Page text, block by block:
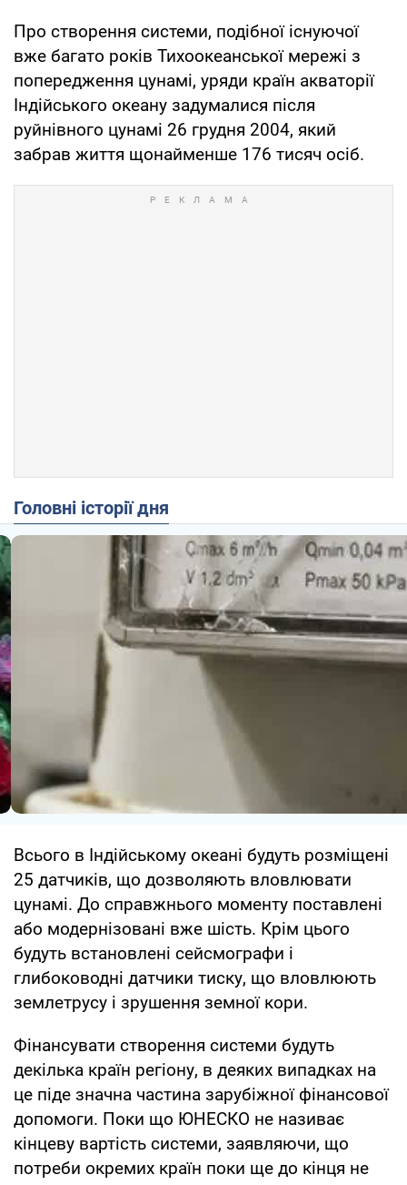
Про створення системи, подібної існуючої
вже багато років Тихоокеанської мережі з
попередження цунамі, уряди країн акваторії
Індійського океану задумалися після
руйнівного цунамі 26 грудня 2004, який
забрав життя щонайменше 176 тисяч осіб.
Головні історії дня
Всього в Індійському океані будуть розміщені
25 датчиків, що дозволяють вловлювати
цунамі. До справжнього моменту поставлені
або модернізовані вже шість. Крім цього
будуть встановлені сейсмографи і
глибоководні датчики тиску, що вловлюють
землетрусу і зрушення земної кори.
Фінансувати створення системи будуть
декілька країн регіону, в деяких випадках на
це піде значна частина зарубіжної фінансової
допомоги. Поки що ЮНЕСКО не називає
кінцеву вартість системи, заявляючи, що
потреби окремих країн поки ще до кінця не